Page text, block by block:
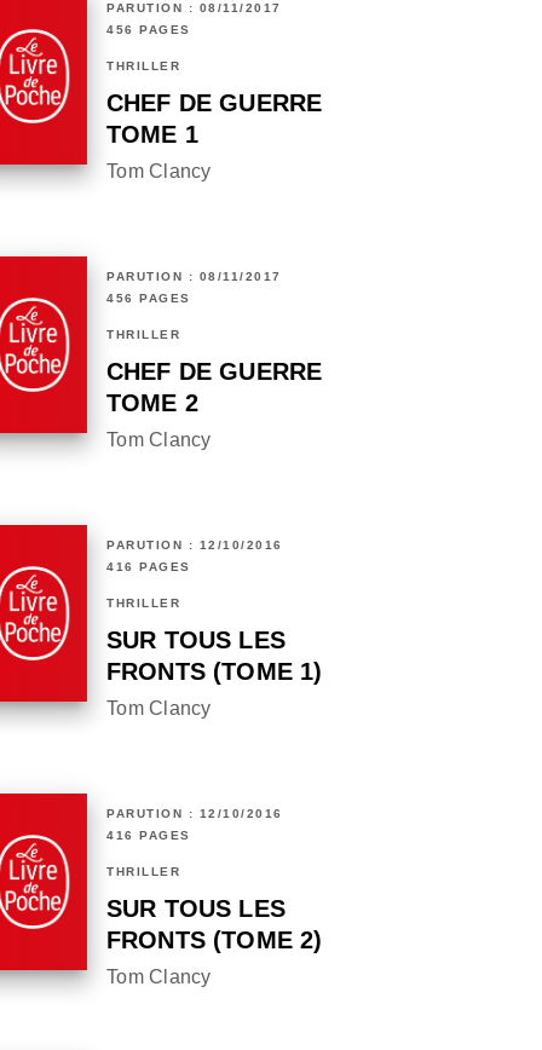
PARUTION : 08/11/2017
456 PAGES
THRILLER
CHEF DE GUERRE
TOME 1
Tom Clancy
PARUTION : 08/11/2017
456 PAGES
THRILLER
CHEF DE GUERRE
TOME 2
Tom Clancy
PARUTION : 12/10/2016
416 PAGES
THRILLER
SUR TOUS LES
FRONTS (TOME 1)
Tom Clancy
PARUTION : 12/10/2016
416 PAGES
THRILLER
SUR TOUS LES
FRONTS (TOME 2)
Tom Clancy